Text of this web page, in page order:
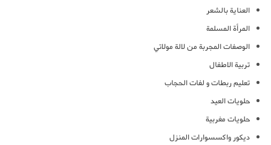
العناية بالشعر
المرأة المسلمة
الوصفات المجربة من لالة مولاتي
تربية الاطفال
تعليم ربطات و لفات الحجاب
حلويات العيد
حلويات مغربية
ديكور واكسسوارات المنزل